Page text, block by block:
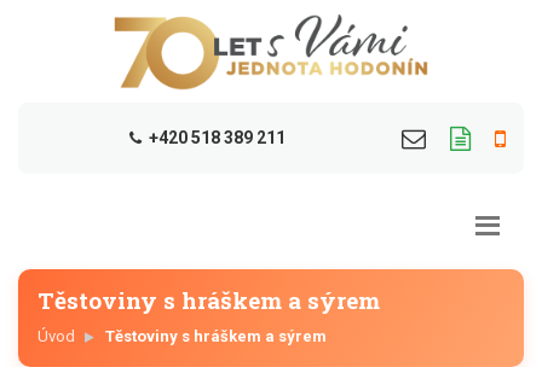
+420 518 389 211
Těstoviny s hráškem a sýrem
Úvod Těstoviny s hráškem a sýrem